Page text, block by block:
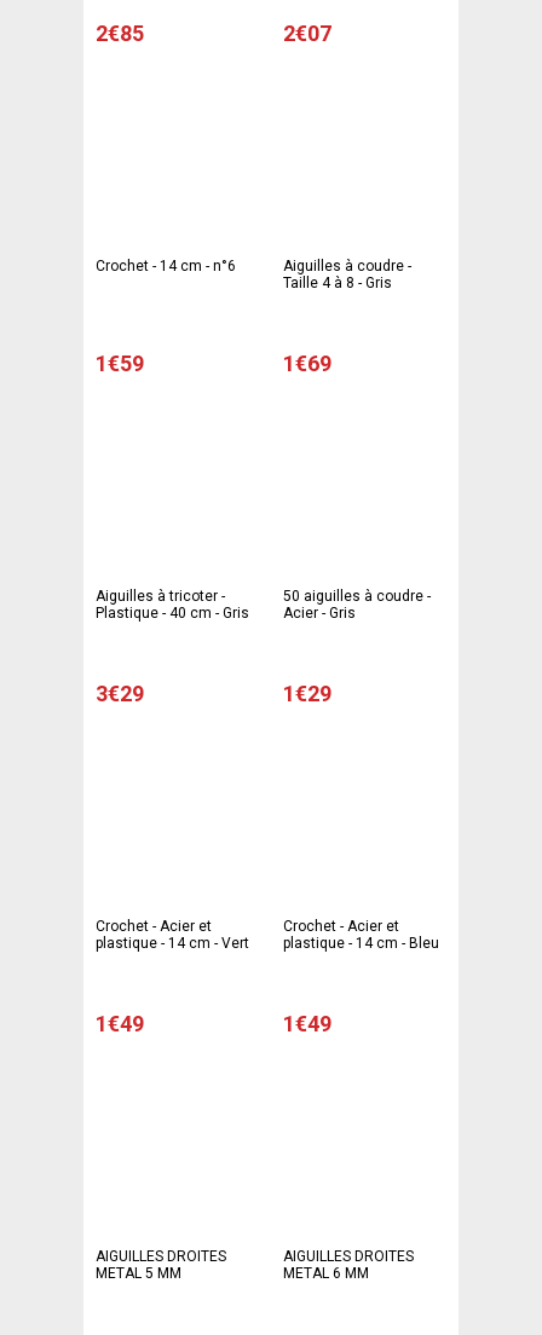
2€85 2€07
Crochet - 14 cm - n°6
1€59
Aiguilles à coudre -
Taille 4 à 8 - Gris
1€69
Aiguilles à tricoter -
Plastique - 40 cm - Gris
3€29
50 aiguilles à coudre -
Acier - Gris
1€29
Crochet - Acier et
plastique - 14 cm - Vert
1€49
Crochet - Acier et
plastique - 14 cm - Bleu
1€49
AIGUILLES DROITES
METAL 5 MM
AIGUILLES DROITES
METAL 6 MM